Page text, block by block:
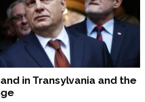
in Transylvania and the